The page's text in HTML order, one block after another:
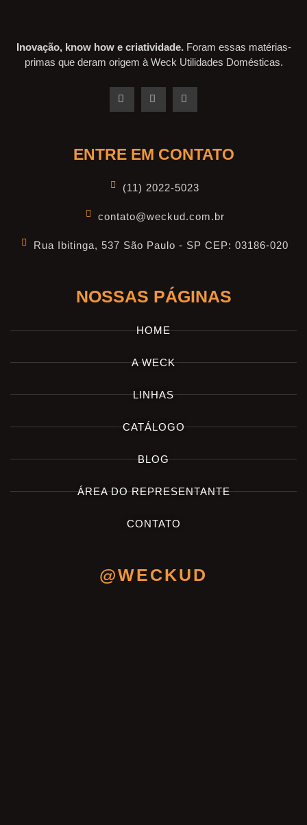
Inovação, know how e criatividade. Foram essas matérias-
primas que deram origem à Weck Utilidades Domésticas.
ENTRE EM CONTATO
(11) 2022-5023
contato@weckud.com.br
Rua Ibitinga, 537 São Paulo - SP CEP: 03186-020
NOSSAS PÁGINAS
HOME
A WECK
LINHAS
CATÁLOGO
BLOG
ÁREA DO REPRESENTANTE
CONTATO
@WECKUD